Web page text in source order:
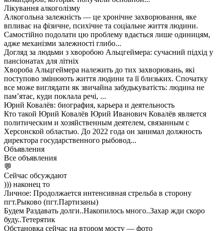
Лікування алкоголізму
Алкогольна залежність — це хронічне захворювання, яке
впливає на фізичне, психічне та соціальне життя людини.
Самостійно подолати цю проблему вдається лише одиницям,
адже механізми залежності глибо...
Догляд за людьми з хворобою Альцгеймера: сучасний підхід у
пансіонатах для літніх
Хвороба Альцгеймера належить до тих захворювань, які
поступово змінюють життя людини та її близьких. Спочатку
все може виглядати як звичайна забудькуватість: людина не
пам’ятає, куди поклала речі, ...
Юрий Ковалёв: биография, карьера и деятельность
Кто такой Юрий Ковалёв Юрий Иванович Ковалёв является
политическим и хозяйственным деятелем, связанным с
Херсонской областью. До 2022 года он занимал должность
директора государственного рыбовод...
Объявления
Все объявления
💬
Сейчас обсуждают
))) наконец то
Личное: Продолжается интенсивная стрельба в сторону
пгт.Рыково (пгт.Партизаны)
Будем Раздавать долги..Накопилось много..Захар жди скоро
буду..Тетерятик
Обстановка сейчас на втором мосту — фото